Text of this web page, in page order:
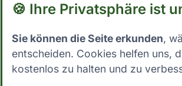
stark variieren können, je
Berechnungen verwendet werden.
kann auch die Art und Weise, wie
auf Lebensmittel reagiert, von
🍪 Ihre Privatsphäre ist
Sie können die Seite erkunden,
entscheiden. Cookies helfen uns,
kostenlos zu halten und zu